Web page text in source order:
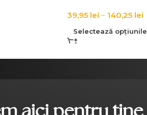
39,95 lei – 140,25 lei
Selectează opțiunile